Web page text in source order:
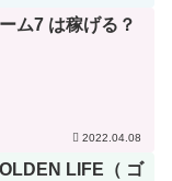
ム7 は稼げる？
2022.04.08
LIFE（ ゴ